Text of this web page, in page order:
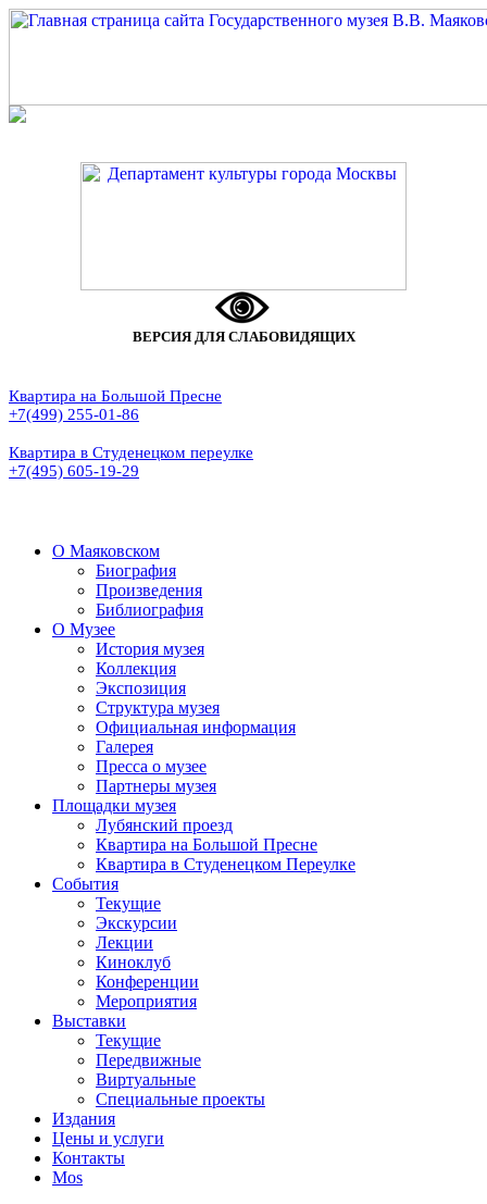
ВЕРСИЯ ДЛЯ СЛАБОВИДЯЩИХ
Квартира на Большой Пресне
+7(499) 255-01-86
Квартира в Студенецком переулке
+7(495) 605-19-29
О Маяковском
Биография
Произведения
Библиография
О Музее
История музея
Коллекция
Экспозиция
Структура музея
Официальная информация
Галерея
Пресса о музее
Партнеры музея
Площадки музея
Лубянский проезд
Квартира на Большой Пресне
Квартира в Студенецком Переулке
События
Текущие
Экскурсии
Лекции
Киноклуб
Конференции
Мероприятия
Выставки
Текущие
Передвижные
Виртуальные
Специальные проекты
Издания
Цены и услуги
Контакты
Mos